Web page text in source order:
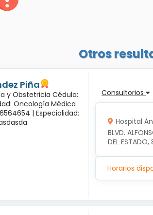
Otros
Piña
y Obstetricia Cédula:
Oncología Médica
| Especialidad:
Consultorios
Hospital
BLVD.
DEL ESTADO,
Horarios